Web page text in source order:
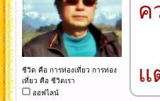
ชีวิต คือ การท่องเที่ยว การท่อง
เที่ยว คือ ชีวิตเรา
ออฟไลน์
ค
แ